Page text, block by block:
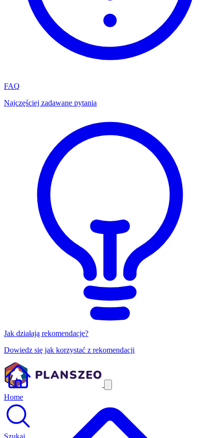
FAQ
Najczęściej zadawane pytania
Jak działają rekomendacje?
Dowiedz się jak korzystać z rekomendacji
Home
Szukaj